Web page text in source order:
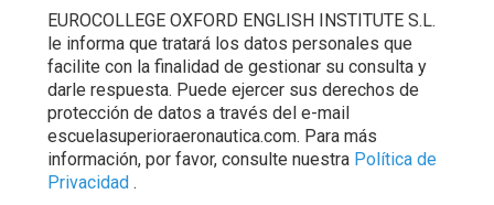
EUROCOLLEGE OXFORD ENGLISH INSTITUTE S.L.
le informa que tratará los datos personales que
facilite con la finalidad de gestionar su consulta y
darle respuesta. Puede ejercer sus derechos de
protección de datos a través del e-mail
escuelasuperioraeronautica.com. Para más
información, por favor, consulte nuestra Política de
Privacidad .